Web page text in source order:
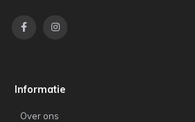
Informatie
Over ons